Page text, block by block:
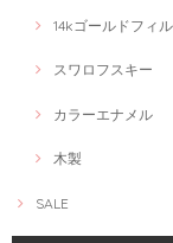
14kゴールドフィ
スワロフスキー
カラーエナメル
木製
SALE